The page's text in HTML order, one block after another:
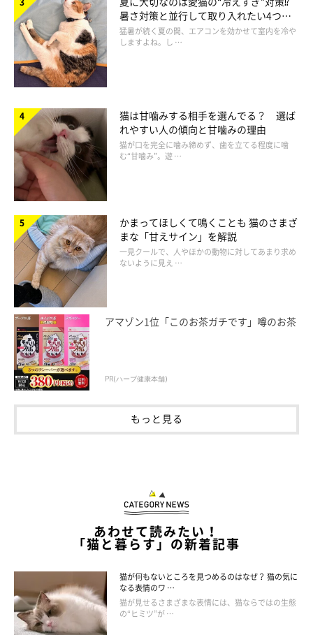
ねこのきもち投稿写真ギャラリー
獣医師：
「獲物に対してではなく、飼い主さんに対してけりけりする場合
は、『じゃれている』『怒っている』
思われます」
ーー遊びたい気持ちのほかに、何か気に入らないことがあるサイ
ンかもしれない…ってことですね。これは覚えておきたいです！
けりけりが得意な猫・不得意な猫はいる？
暑さ対策と並行して取り入れたい4つの
工夫
猛暑が続く夏の間、エアコンを効かせて室内を冷や
しますよね。し …
猫は甘噛みする相手を選んでる？ 選ば
れやすい人の傾向と甘噛みの理由
猫が口を完全に噛み締めず、歯を立てる程度に噛
む“甘噛み”。遊 …
かまってほしくて鳴くことも 猫のさまざ
まな「甘えサイン」を解説
一見クールで、人やほかの動物に対してあまり求め
ないように見え …
アマゾン1位「このお茶ガチです」噂のお茶
PR(ハーブ健康本舗)
もっと見る
あわせて読みたい！
「猫と暮らす」の新着記事
猫が何もないところを見つめるのはなぜ？ 猫の気に
なる表情のワ …
猫が見せるさまざまな表情には、猫ならではの生態
の“ヒミツ”が …